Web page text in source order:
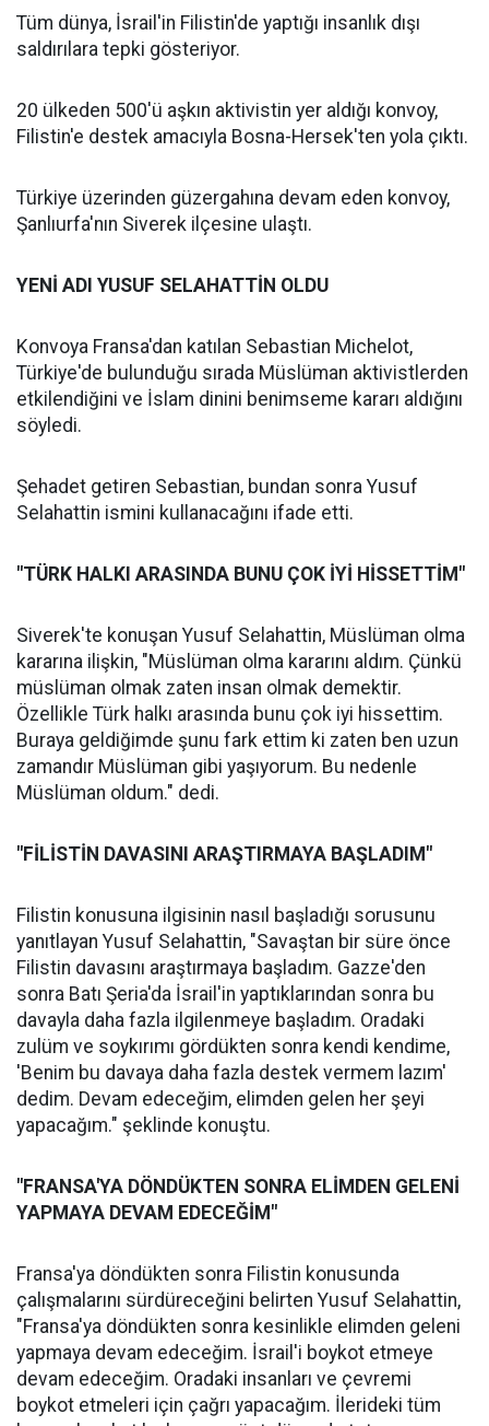
Tüm dünya, İsrail'in Filistin'de yaptığı insanlık dışı
saldırılara tepki gösteriyor.
20 ülkeden 500'ü aşkın aktivistin yer aldığı konvoy,
Filistin'e destek amacıyla Bosna-Hersek'ten yola çıktı.
Türkiye üzerinden güzergahına devam eden konvoy,
Şanlıurfa'nın Siverek ilçesine ulaştı.
YENİ ADI YUSUF SELAHATTİN OLDU
Konvoya Fransa'dan katılan Sebastian Michelot,
Türkiye'de bulunduğu sırada Müslüman aktivistlerden
etkilendiğini ve İslam dinini benimseme kararı aldığını
söyledi.
Şehadet getiren Sebastian, bundan sonra Yusuf
Selahattin ismini kullanacağını ifade etti.
"TÜRK HALKI ARASINDA BUNU ÇOK İYİ HİSSETTİM"
Siverek'te konuşan Yusuf Selahattin, Müslüman olma
kararına ilişkin, "Müslüman olma kararını aldım. Çünkü
müslüman olmak zaten insan olmak demektir.
Özellikle Türk halkı arasında bunu çok iyi hissettim.
Buraya geldiğimde şunu fark ettim ki zaten ben uzun
zamandır Müslüman gibi yaşıyorum. Bu nedenle
Müslüman oldum." dedi.
"FİLİSTİN DAVASINI ARAŞTIRMAYA BAŞLADIM"
Filistin konusuna ilgisinin nasıl başladığı sorusunu
yanıtlayan Yusuf Selahattin, "Savaştan bir süre önce
Filistin davasını araştırmaya başladım. Gazze'den
sonra Batı Şeria'da İsrail'in yaptıklarından sonra bu
davayla daha fazla ilgilenmeye başladım. Oradaki
zulüm ve soykırımı gördükten sonra kendi kendime,
'Benim bu davaya daha fazla destek vermem lazım'
dedim. Devam edeceğim, elimden gelen her şeyi
yapacağım." şeklinde konuştu.
"FRANSA'YA DÖNDÜKTEN SONRA ELİMDEN GELENİ
YAPMAYA DEVAM EDECEĞİM"
Fransa'ya döndükten sonra Filistin konusunda
çalışmalarını sürdüreceğini belirten Yusuf Selahattin,
"Fransa'ya döndükten sonra kesinlikle elimden geleni
yapmaya devam edeceğim. İsrail'i boykot etmeye
devam edeceğim. Oradaki insanları ve çevremi
boykot etmeleri için çağrı yapacağım. İlerideki tüm